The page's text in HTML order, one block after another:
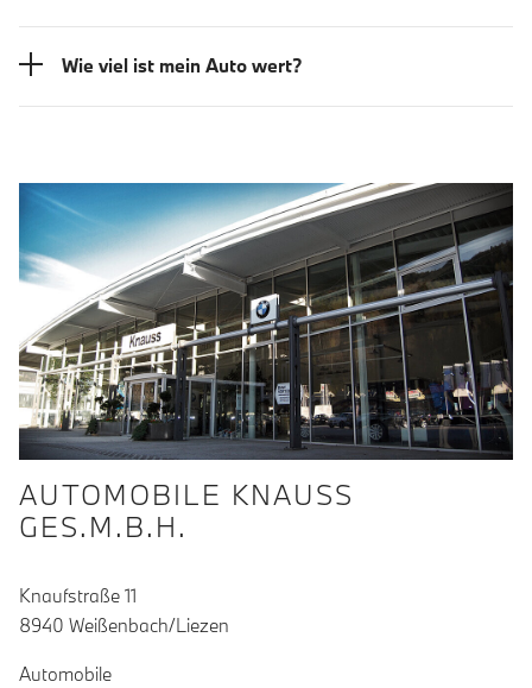
Wie viel ist mein Auto wert?
AUTOMOBILE KNAUSS
GES.M.B.H.
Knaufstraße 11
8940 Weißenbach/Liezen
Automobile